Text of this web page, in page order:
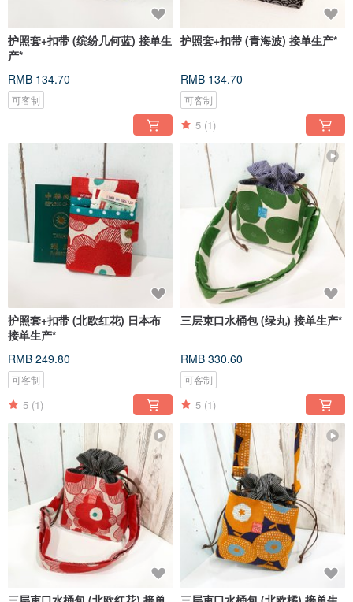
护照套+扣带 (缤纷几何蓝) 接单生
产*
RMB 134.70
可客制
护照套+扣带 (青海波) 接单生产*
RMB 134.70
可客制
5 (1)
护照套+扣带 (北欧红花) 日本布
接单生产*
RMB 249.80
可客制
5 (1)
三层束口水桶包 (绿丸) 接单生产*
RMB 330.60
可客制
5 (1)